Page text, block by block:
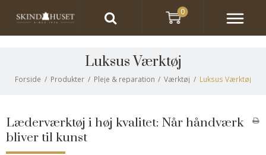
Luksus Værktøj
Forside / Produkter / Pleje & reparation / Værktøj / Luksus Værktøj
Læderværktøj i høj kvalitet: Når håndværk
bliver til kunst
0